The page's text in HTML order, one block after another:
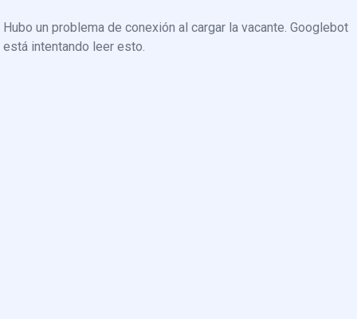
Hubo un problema de conexión al cargar la vacante. Googlebot
está intentando leer esto.